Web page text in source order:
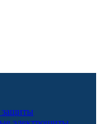
защиты